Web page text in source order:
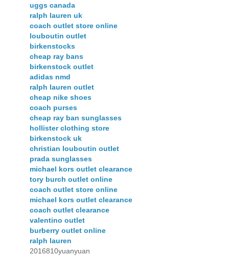
uggs canada
ralph lauren uk
coach outlet store online
louboutin outlet
birkenstocks
cheap ray bans
birkenstock outlet
adidas nmd
ralph lauren outlet
cheap nike shoes
coach purses
cheap ray ban sunglasses
hollister clothing store
birkenstock uk
christian louboutin outlet
prada sunglasses
michael kors outlet clearance
tory burch outlet online
coach outlet store online
michael kors outlet clearance
coach outlet clearance
valentino outlet
burberry outlet online
ralph lauren
2016810yuanyuan